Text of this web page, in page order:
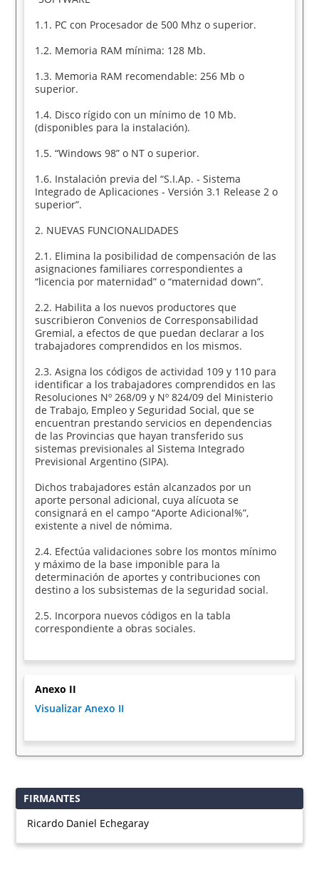
1.1. PC con Procesador de 500 Mhz o superior.
1.2. Memoria RAM mínima: 128 Mb.
1.3. Memoria RAM recomendable: 256 Mb o
superior.
1.4. Disco rígido con un mínimo de 10 Mb.
(disponibles para la instalación).
1.5. “Windows 98” o NT o superior.
1.6. Instalación previa del “S.I.Ap. - Sistema
Integrado de Aplicaciones - Versión 3.1 Release 2 o
superior”.
2. NUEVAS FUNCIONALIDADES
2.1. Elimina la posibilidad de compensación de las
asignaciones familiares correspondientes a
“licencia por maternidad” o “maternidad down”.
2.2. Habilita a los nuevos productores que
suscribieron Convenios de Corresponsabilidad
Gremial, a efectos de que puedan declarar a los
trabajadores comprendidos en los mismos.
2.3. Asigna los códigos de actividad 109 y 110 para
identificar a los trabajadores comprendidos en las
Resoluciones Nº 268/09 y Nº 824/09 del Ministerio
de Trabajo, Empleo y Seguridad Social, que se
encuentran prestando servicios en dependencias
de las Provincias que hayan transferido sus
sistemas previsionales al Sistema Integrado
Previsional Argentino (SIPA).
Dichos trabajadores están alcanzados por un
aporte personal adicional, cuya alícuota se
consignará en el campo “Aporte Adicional%”,
existente a nivel de nómima.
2.4. Efectúa validaciones sobre los montos mínimo
y máximo de la base imponible para la
determinación de aportes y contribuciones con
destino a los subsistemas de la seguridad social.
2.5. Incorpora nuevos códigos en la tabla
correspondiente a obras sociales.
Anexo II
Visualizar Anexo II
FIRMANTES
Ricardo Daniel Echegaray